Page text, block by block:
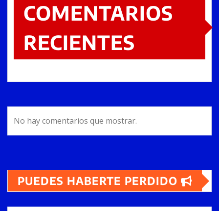
COMENTARIOS
RECIENTES
No hay comentarios que mostrar.
PUEDES HABERTE PERDIDO